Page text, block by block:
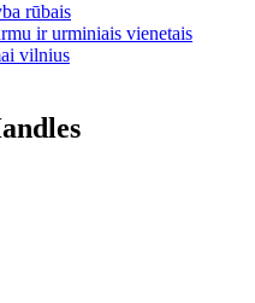
rūbais
ir urminiais vienetais
vilnius